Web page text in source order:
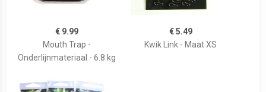
€ 9.99
Mouth Trap -
Onderlijnmateriaal - 6.8 kg
€ 5.49
Kwik Link - Maat XS